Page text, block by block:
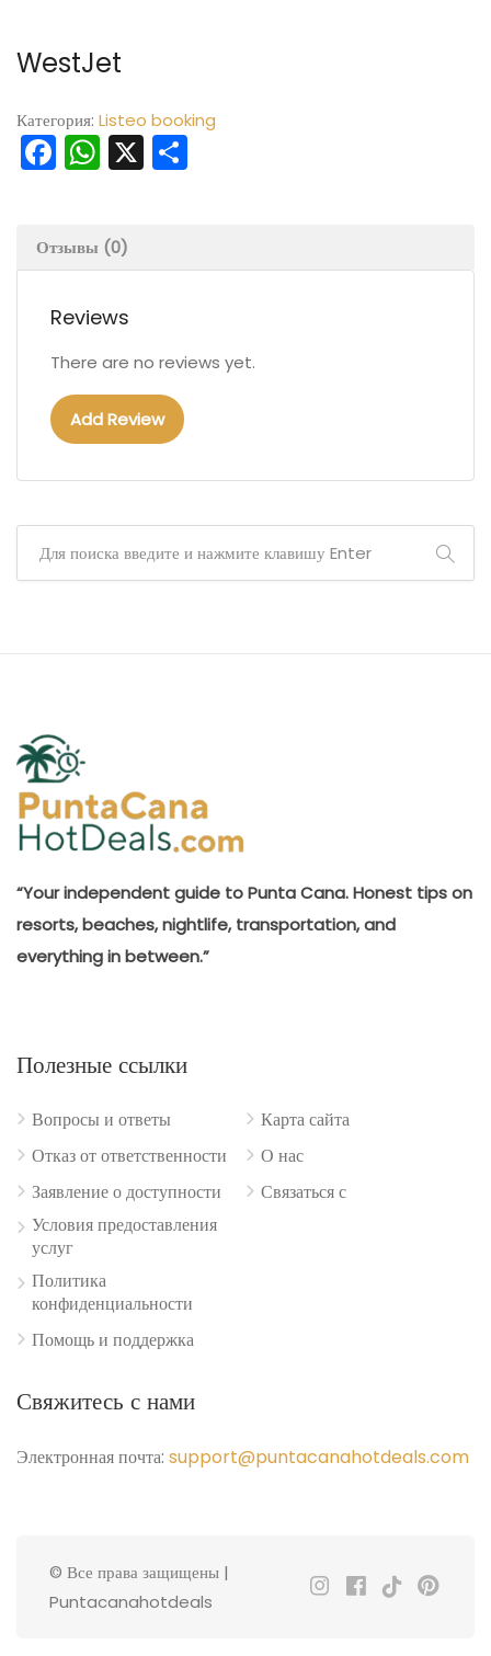
WestJet
Категория: Listeo booking
Facebook
WhatsApp
X
Отзывы (0)
Reviews
There are no reviews yet.
Add Review
“Your independent guide to Punta Cana. Honest tips on
resorts, beaches, nightlife, transportation, and
everything in between.”
Полезные ссылки
Вопросы и ответы
Отказ от ответственности
Заявление о доступности
Условия предоставления
услуг
Политика
конфиденциальности
Помощь и поддержка
Карта сайта
О нас
Связаться с
Свяжитесь с нами
Электронная почта: support@puntacanahotdeals.com
© Все права защищены |
Puntacanahotdeals